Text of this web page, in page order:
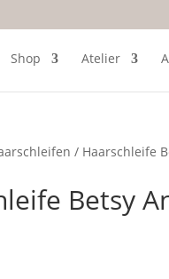
Shop Atelier
/ Haarschleife
Betsy